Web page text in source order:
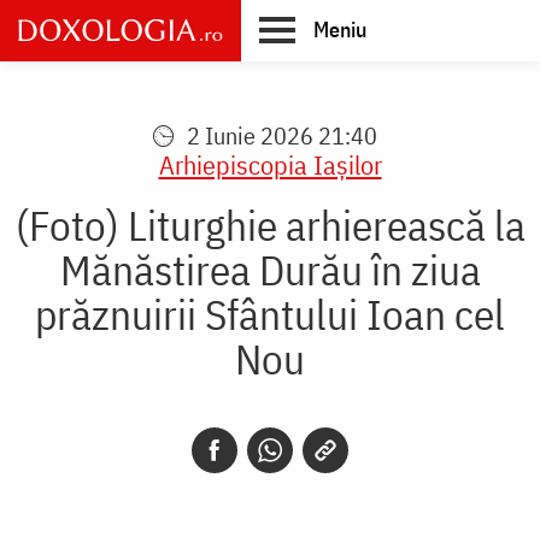
Skip
to
main
Meniu
2 Iunie 2026 21:40
Arhiepiscopia Iaşilor
(Foto) Liturghie arhierească la
Mănăstirea Durău în ziua
prăznuirii Sfântului Ioan cel
Nou